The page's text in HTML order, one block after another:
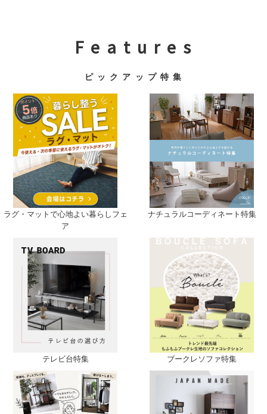
F e a t u r e s
ピ ッ ク ア ッ プ 特 集
ラグ・マットで心地よい暮らしフェ
ア
ナチュラルコーディネート特集
テレビ台特集 ブークレソファ特集